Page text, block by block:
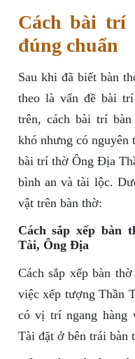
Cách bài trí
đúng chuẩn
Sau khi đã biết bàn
theo là vấn đề bài
trên, cách bài trí
khó nhưng có nguyên
bài trí thờ Ông Địa
bình an và tài lộc.
vật trên bàn thờ:
Cách sắp xếp bàn
Tài, Ông Địa
Cách sắp xếp bàn
việc xếp tượng Thần
có vị trí ngang hàng
Tài đặt ở bên trái bàn